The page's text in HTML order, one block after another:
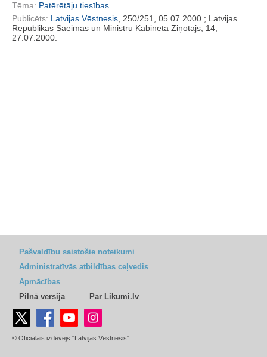
Tēma: Patērētāju tiesības
Publicēts: Latvijas Vēstnesis , 250/251, 05.07.2000.; Latvijas
Republikas Saeimas un Ministru Kabineta Ziņotājs, 14,
27.07.2000.
Pašvaldību saistošie noteikumi
Administratīvās atbildības ceļvedis
Apmācības
Pilnā versija
Par Likumi.lv
© Oficiālais izdevējs "Latvijas Vēstnesis"